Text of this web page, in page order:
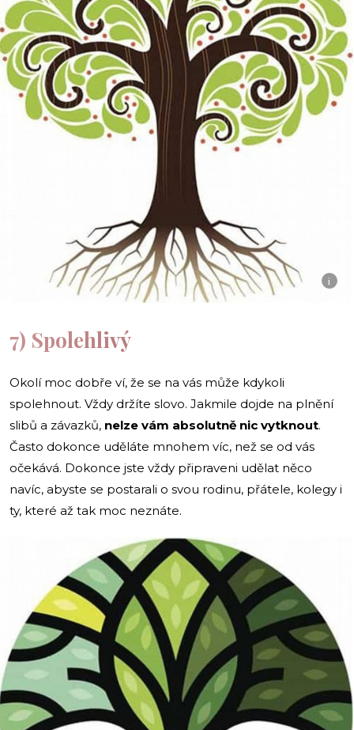
i
7) Spolehlivý
Okolí moc dobře ví, že se na vás může kdykoli
spolehnout. Vždy držíte slovo. Jakmile dojde na plnění
slibů a závazků, nelze vám absolutně nic vytknout.
Často dokonce uděláte mnohem víc, než se od vás
očekává. Dokonce jste vždy připraveni udělat něco
navíc, abyste se postarali o svou rodinu, přátele, kolegy i
ty, které až tak moc neznáte.